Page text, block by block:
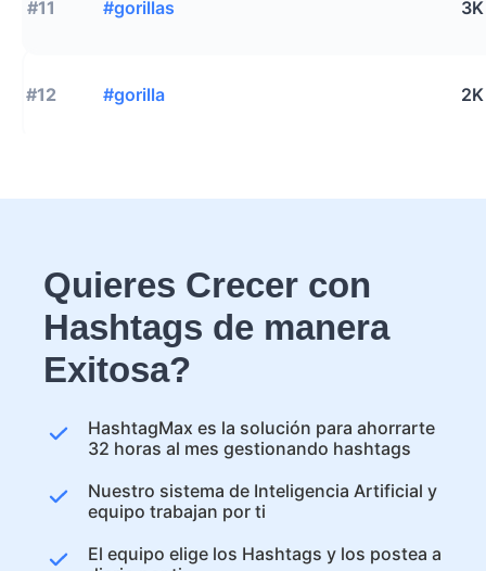
#11 #gorillas 3K
#12 #gorilla 2K
Quieres Crecer con
Hashtags de manera
Exitosa?
HashtagMax es la solución para ahorrarte
32 horas al mes gestionando hashtags
Nuestro sistema de Inteligencia Artificial y
equipo trabajan por ti
El equipo elige los Hashtags y los postea a